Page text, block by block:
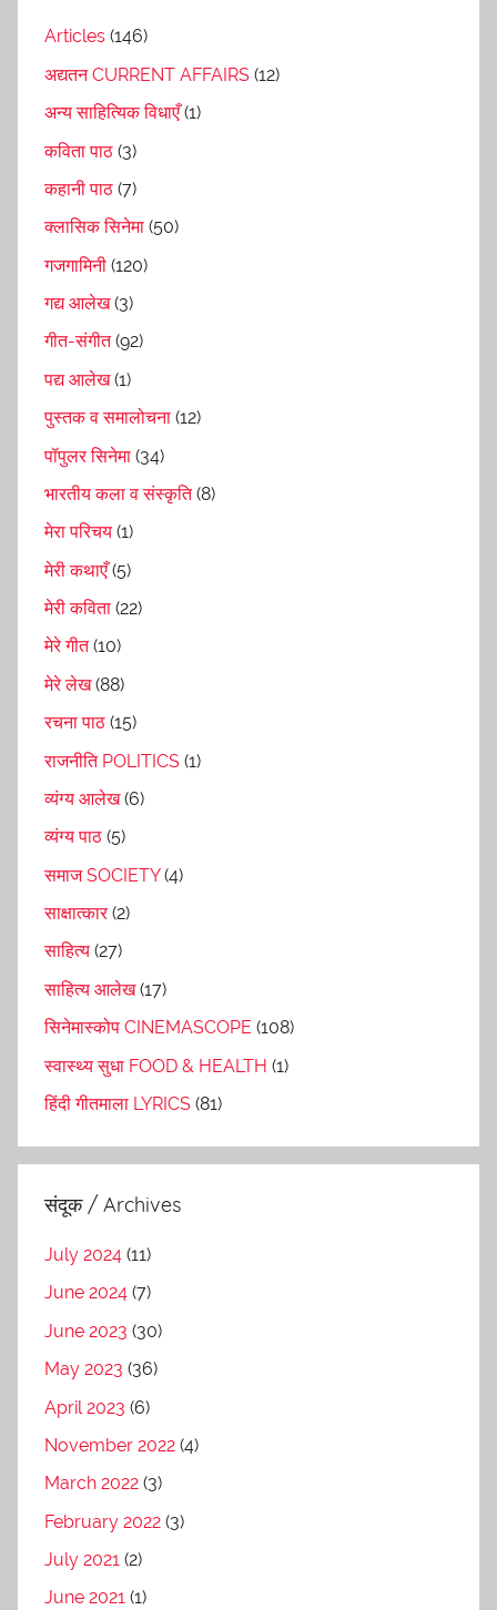
Articles (146)
अद्यतन CURRENT AFFAIRS (12)
अन्य साहित्यिक विधाएँ(1)
कविता पाठ (3)
कहानी पाठ (7)
क्लासिक सिनेमा (50)
गजगामिनी (120)
गद्य आलेख(3)
गीत-संगीत(92)
पद्य आलेख(1)
पुस्तक व समालोचना (12)
पॉपुलर सिनेमा (34)
भारतीय कला व संस्कृति(8)
मेरा परिचय (1)
मेरी कथाएँ(5)
मेरी कविता (22)
मेरे गीत(10)
मेरे लेख(88)
रचना पाठ (15)
राजनीति POLITICS (1)
व्यंग्य आलेख(6)
व्यंग्य पाठ (5)
समाज SOCIETY(4)
साक्षात्कार(2)
साहित्य (27)
साहित्य आलेख(17)
सिनेमास्कोप CINEMASCOPE (108)
स्वास्थ्य सुधा FOOD & HEALTH (1)
हिंदी गीतमाला LYRICS (81)
संदूक / Archives
July 2024 (11)
June 2024 (7)
June 2023 (30)
May 2023 (36)
April 2023 (6)
November 2022 (4)
March 2022 (3)
February 2022 (3)
July 2021 (2)
June 2021 (1)